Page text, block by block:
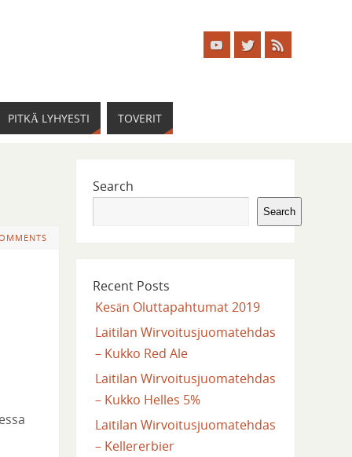
PITKÄ LYHYESTI TOVERIT
Search
Search
Recent Posts
Kesän Oluttapahtumat 2019
Laitilan Wirvoitusjuomatehdas
– Kukko Red Ale
Laitilan Wirvoitusjuomatehdas
– Kukko Helles 5%
Laitilan Wirvoitusjuomatehdas
– Kellererbier